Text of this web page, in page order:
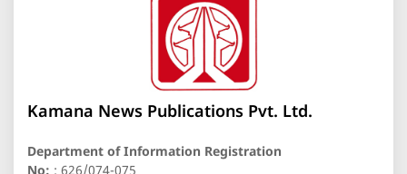
Kamana News Publications Pvt. Ltd.
Department of Information Registration